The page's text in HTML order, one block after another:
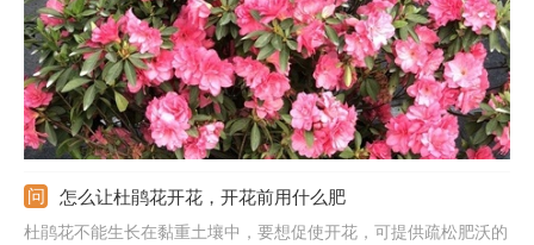
怎么让杜鹃花开花，开花前用什么肥
杜鹃花不能生长在黏重土壤中，要想促使开花，可提供疏松肥沃的